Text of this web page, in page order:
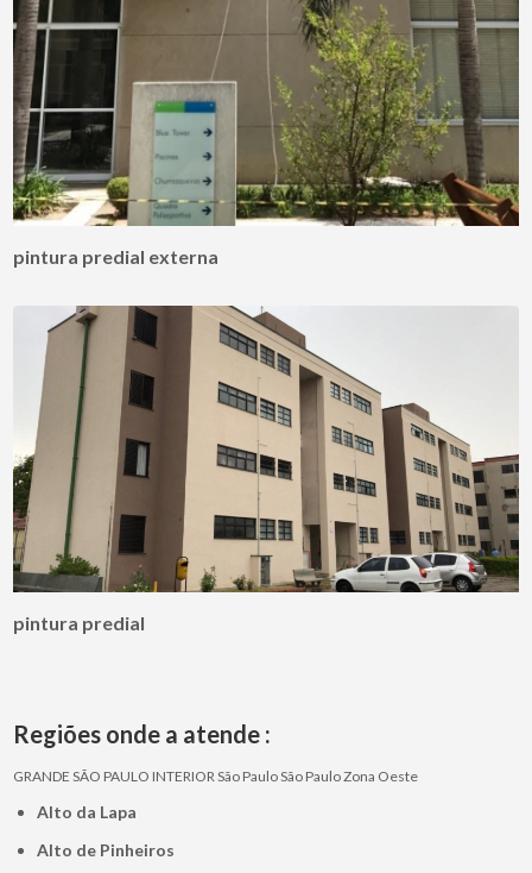
pintura predial externa
pintura predial
Regiões onde a atende :
GRANDE SÃO PAULO INTERIOR São PauloSão PauloZona Oeste
Alto da Lapa
Alto de Pinheiros